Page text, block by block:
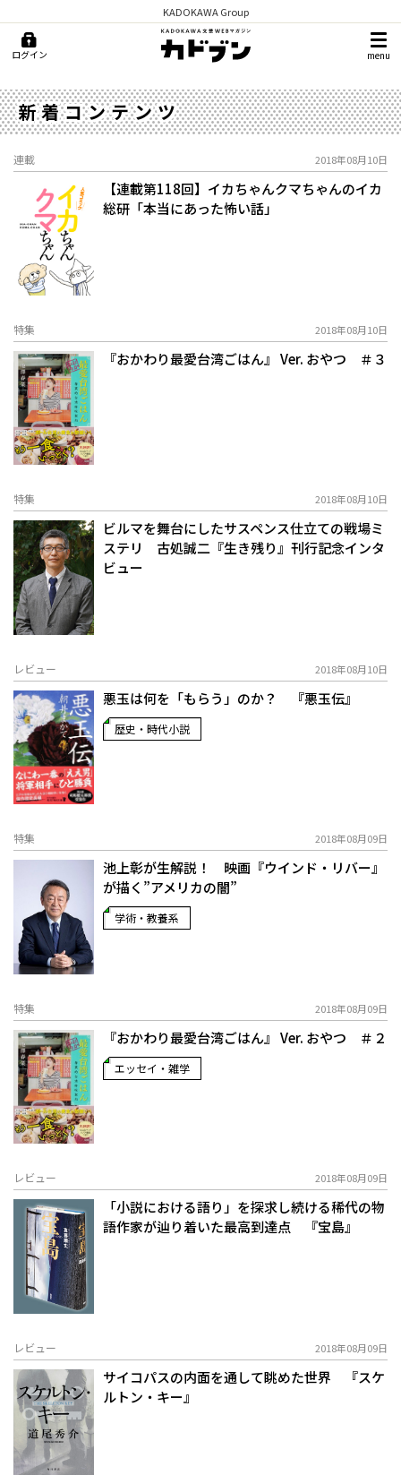
KADOKAWA Group
ログイン menu
新着コンテンツ
連載 2018年08月10日
【連載第118回】イカちゃんクマちゃんのイカ
総研「本当にあった怖い話」
特集 2018年08月10日
『おかわり最愛台湾ごはん』 Ver. おやつ ＃３
特集 2018年08月10日
ビルマを舞台にしたサスペンス仕立ての戦場ミ
ステリ 古処誠二『生き残り』刊行記念インタ
ビュー
レビュー 2018年08月10日
悪玉は何を「もらう」のか？ 『悪玉伝』
歴史・時代小説
特集 2018年08月09日
池上彰が生解説！ 映画『ウインド・リバー』
が描く”アメリカの闇”
学術・教養系
特集 2018年08月09日
『おかわり最愛台湾ごはん』 Ver. おやつ ＃２
エッセイ・雑学
レビュー 2018年08月09日
「小説における語り」を探求し続ける稀代の物
語作家が辿り着いた最高到達点 『宝島』
レビュー 2018年08月09日
サイコパスの内面を通して眺めた世界 『スケ
ルトン・キー』